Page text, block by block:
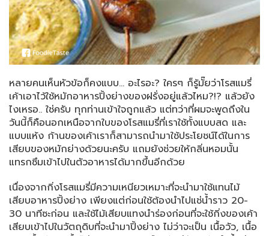
หลายคนเห็นหัวข้อก็คงแบบ... อะไรอะ? ใครๆ ก็รู้มั๊ยว่าโรสแมรี่
เค้าเอาไว้ใช้หมักอาหารปิ้งย่างของฝรั่งอยู่แล้วไหม?!? แล้วยัง
ไงเหรอ.. ใช่ครับ ทุกท่านเข้าใจถูกแล้ว แต่ทว่าที่ผมจะพูดถึงใน
วันนี้ก็คือนอกเหนือจากใบของโรสแมรี่ที่เราใช้ทั้งแบบสด และ
แบบแห้ง ก้านของเค้าเราก็สามารถนำมาใช้ประโยชน์ได้ในการ
เสียบของหมักย่างด้วยนะครับ แถมยังช่วยให้กลิ่นหอมนั้น
แทรกซึมเข้าไปในตัวอาหารได้มากขึ้นอีกด้วย
เนื่องจากกิ่งโรสแมรี่มีความเหนียวเหมาะที่จะนำมาใช้แทนไม้
เสียบอาหารปิ้งย่าง เพียงแต่ก่อนใช้ต้องนำไปแช่น้ำราว 20-
30 นาทีซะก่อน และใช้ไม้เสียบแทงนำร่องก่อนที่จะใช้กิ่งของเค้า
เสียบเข้าไปในวัตถุดิบที่จะนำมาปิ้งย่าง ไม่ว่าจะเป็น เนื้อวัว, เนื้อ